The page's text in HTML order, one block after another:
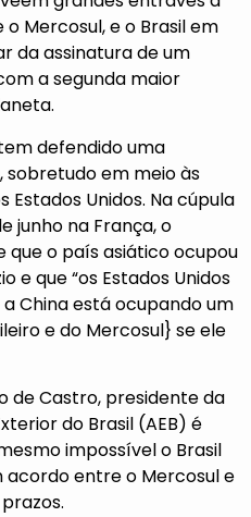
Mercosul, e o Brasil em
da assinatura de um
a segunda maior
defendido uma
sobretudo em meio às
Unidos. Na cúpula
junho na França, o
que o país asiático ocupou
e que “os Estados Unidos
China está ocupando um
e do Mercosul} se ele
de Castro, presidente da
do Brasil (AEB) é
impossível o Brasil
entre o Mercosul e